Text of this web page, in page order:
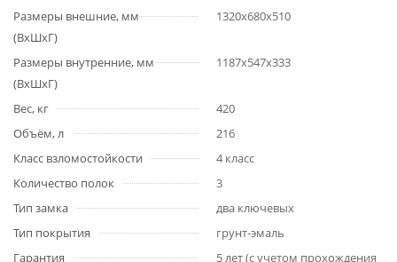
Размеры внешние, мм
(ВхШхГ)
1320x680x510
Размеры внутренние, мм
(ВхШхГ)
1187x547x333
Вес, кг
420
Объём, л
216
Класс взломостойкости
4 класс
Количество полок
3
Тип замка
два ключевых
Тип покрытия
грунт-эмаль
Гарантия
5 лет (с учетом прохождения